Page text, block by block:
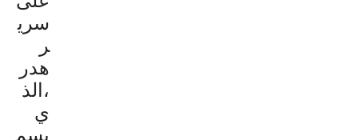
سري
ر
هدر
،الذ
ي
يسم